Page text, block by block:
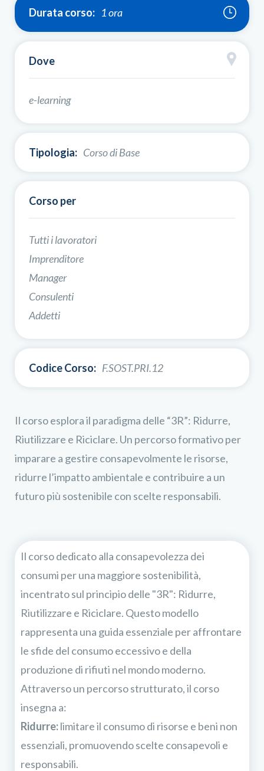
Durata corso: 1 ora
Dove
e-learning
Tipologia: Corso di Base
Corso per
Tutti i lavoratori
Imprenditore
Manager
Consulenti
Addetti
Codice Corso: F.SOST.PRI.12
Il corso esplora il paradigma delle “3R”: Ridurre,
Riutilizzare e Riciclare. Un percorso formativo per
imparare a gestire consapevolmente le risorse,
ridurre l’impatto ambientale e contribuire a un
futuro più sostenibile con scelte responsabili.
Il corso dedicato alla consapevolezza dei
consumi per una maggiore sostenibilità,
incentrato sul principio delle "3R": Ridurre,
Riutilizzare e Riciclare. Questo modello
rappresenta una guida essenziale per affrontare
le sfide del consumo eccessivo e della
produzione di rifiuti nel mondo moderno.
Attraverso un percorso strutturato, il corso
insegna a:
Ridurre:limitare il consumo di risorse e beni non
essenziali, promuovendo scelte consapevoli e
responsabili.